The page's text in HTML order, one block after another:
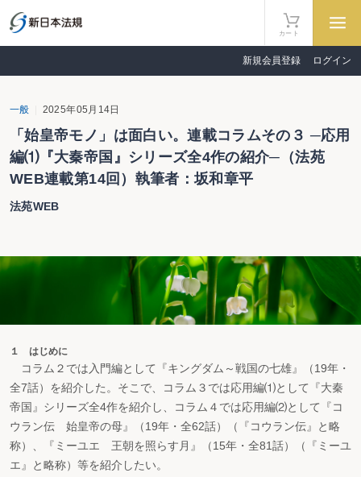
カート
新規会員登録 ログイン
一般 2025年05月14日
「始皇帝モノ」は面白い。連載コラムその３ ─応用
編⑴『大秦帝国』シリーズ全4作の紹介─（法苑
WEB連載第14回）執筆者：坂和章平
法苑WEB
１ はじめに
コラム２では入門編として『キングダム～戦国の七雄』（19年・
全7話）を紹介した。そこで、コラム３では応用編⑴として『大秦
帝国』シリーズ全4作を紹介し、コラム４では応用編⑵として『コ
ウラン伝 始皇帝の母』（19年・全62話）（『コウラン伝』と略
称）、『ミーユエ 王朝を照らす月』（15年・全81話）（『ミーユ
エ』と略称）等を紹介したい。